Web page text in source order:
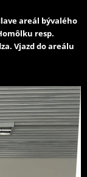
areál bývalého
resp.
Vjazd do areálu